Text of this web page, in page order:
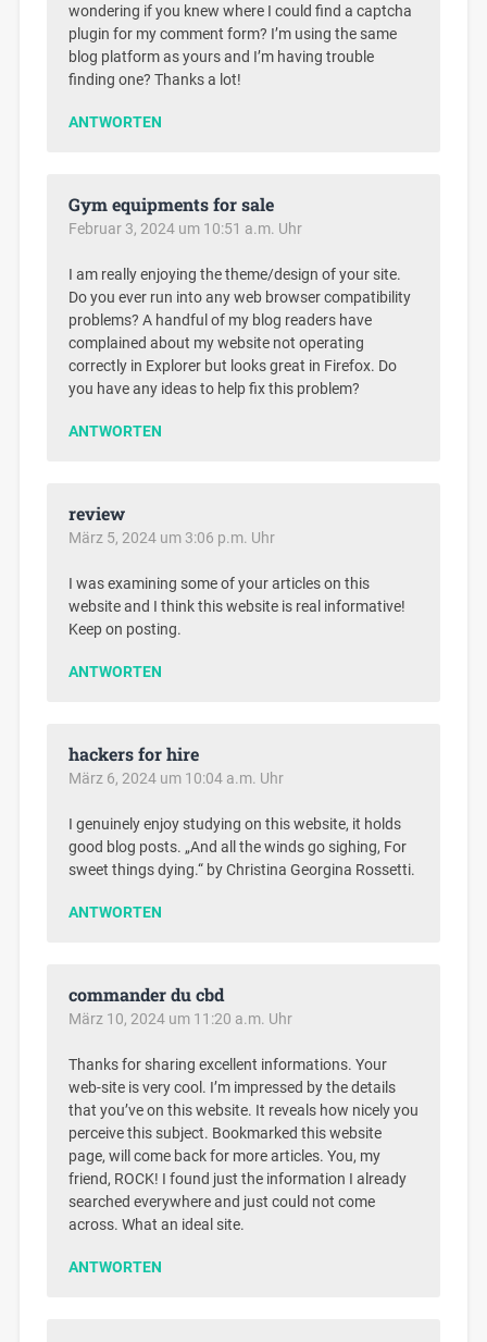
wondering if you knew where I could find a captcha
plugin for my comment form? I’m using the same
blog platform as yours and I’m having trouble
finding one? Thanks a lot!
ANTWORTEN
Gym equipments for sale
Februar 3, 2024 um 10:51 a.m. Uhr
I am really enjoying the theme/design of your site.
Do you ever run into any web browser compatibility
problems? A handful of my blog readers have
complained about my website not operating
correctly in Explorer but looks great in Firefox. Do
you have any ideas to help fix this problem?
ANTWORTEN
review
März 5, 2024 um 3:06 p.m. Uhr
I was examining some of your articles on this
website and I think this website is real informative!
Keep on posting.
ANTWORTEN
hackers for hire
März 6, 2024 um 10:04 a.m. Uhr
I genuinely enjoy studying on this website, it holds
good blog posts. „And all the winds go sighing, For
sweet things dying.“ by Christina Georgina Rossetti.
ANTWORTEN
commander du cbd
März 10, 2024 um 11:20 a.m. Uhr
Thanks for sharing excellent informations. Your
web-site is very cool. I’m impressed by the details
that you’ve on this website. It reveals how nicely you
perceive this subject. Bookmarked this website
page, will come back for more articles. You, my
friend, ROCK! I found just the information I already
searched everywhere and just could not come
across. What an ideal site.
ANTWORTEN